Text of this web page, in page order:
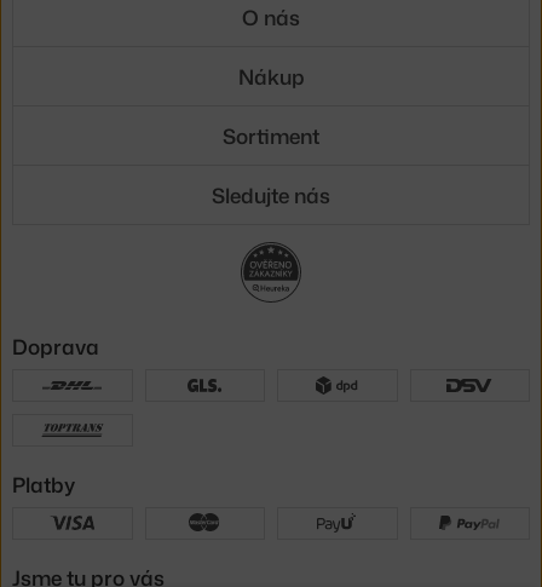
O nás
Nákup
Sortiment
Sledujte nás
Doprava
Platby
Jsme tu pro vás